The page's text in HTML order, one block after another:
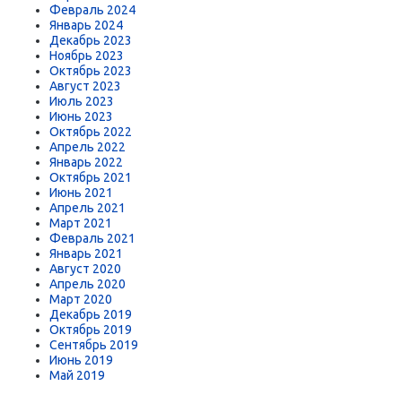
Февраль 2024
Январь 2024
Декабрь 2023
Ноябрь 2023
Октябрь 2023
Август 2023
Июль 2023
Июнь 2023
Октябрь 2022
Апрель 2022
Январь 2022
Октябрь 2021
Июнь 2021
Апрель 2021
Март 2021
Февраль 2021
Январь 2021
Август 2020
Апрель 2020
Март 2020
Декабрь 2019
Октябрь 2019
Сентябрь 2019
Июнь 2019
Май 2019